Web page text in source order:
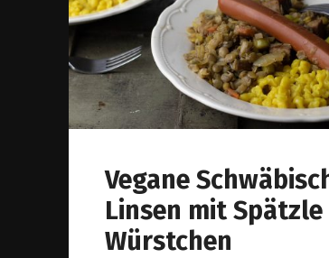
Vegane
Linsen mit Spätzle
Würstchen